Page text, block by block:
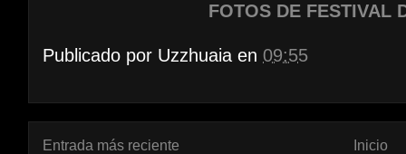
FOTOS DE FESTIVAL
Publicado por Uzzhuaia en 09:55
Entrada más reciente Inicio